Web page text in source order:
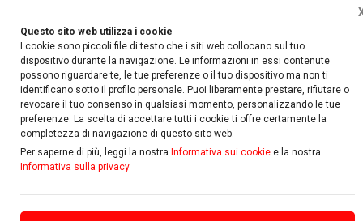
Questo sito web utilizza i cookie
I cookie sono piccoli file di testo che i siti web collocano sul tuo
dispositivo durante la navigazione. Le informazioni in essi contenute
possono riguardare te, le tue preferenze o il tuo dispositivo ma non ti
identificano sotto il profilo personale. Puoi liberamente prestare, rifiutare o
revocare il tuo consenso in qualsiasi momento, personalizzando le tue
preferenze. La scelta di accettare tutti i cookie ti offre certamente la
completezza di navigazione di questo sito web.
Per saperne di più, leggi la nostra Informativa sui cookie e la nostra
Informativa sulla privacy
Home Ricambi & accessori
FILTRA
Ricambi & accessori